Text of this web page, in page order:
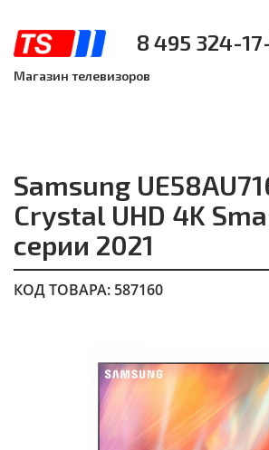
8 495 324-
Магазин телевизоров
Samsung
Crystal UHD 4K
серии 2021
КОД ТОВАРА: 587160